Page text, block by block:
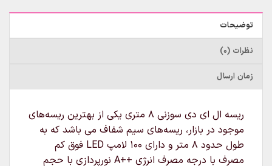
توضیحات
نظرات (0)
زمان ارسال
ریسه ال ای دی سوزنی ۸ متری یکی از بهترین ریسه‌های
موجود در بازار، ریسه‌های سیم شفاف می باشد که به
طول حدود ۸ متر و دارای ۱۰۰ لامپ LED فوق کم
مصرف با درجه مصرف انرژی ++A نورپردازی با حجم